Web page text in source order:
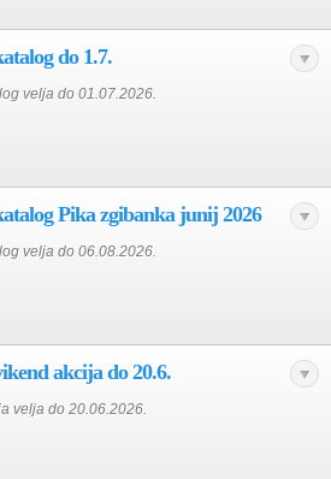
do 1.7.
velja do 01.07.2026.
Pika zgibanka junij 2026
velja do 06.08.2026.
akcija do 20.6.
velja do 20.06.2026.